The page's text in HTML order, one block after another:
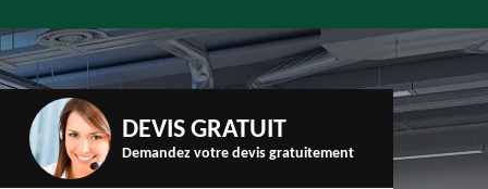
DEVIS GRATUIT
Demandez votre devis gratuitement